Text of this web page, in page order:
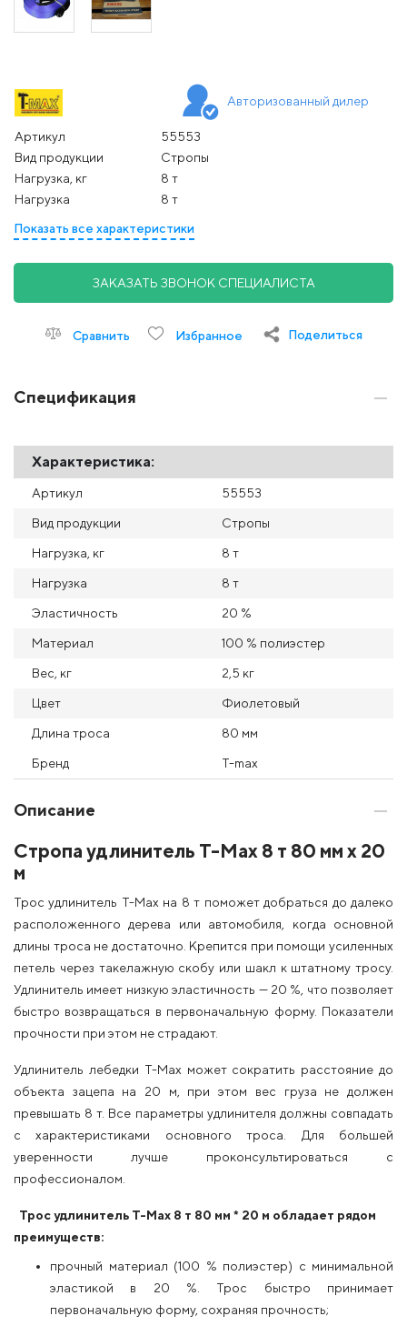
Авторизованный дилер
Артикул
55553
Вид продукции
Стропы
Нагрузка, кг
8 т
Нагрузка
8 т
Показать все характеристики
ЗАКАЗАТЬ ЗВОНОК СПЕЦИАЛИСТА
Сравнить Избранное Поделиться
Спецификация
Характеристика:
Артикул 55553
Вид продукции Стропы
Нагрузка, кг 8 т
Нагрузка 8 т
Эластичность 20 %
Материал 100 % полиэстер
Вес, кг 2,5 кг
Цвет Фиолетовый
Длина троса 80 мм
Бренд T-max
Описание
Стропа удлинитель T-Max 8 т 80 мм х 20
м
Трос удлинитель T-Max на 8 т поможет добраться до далеко
расположенного дерева или автомобиля, когда основной
длины троса не достаточно. Крепится при помощи усиленных
петель через такелажную скобу или шакл к штатному тросу.
Удлинитель имеет низкую эластичность — 20 %, что позволяет
быстро возвращаться в первоначальную форму. Показатели
прочности при этом не страдают.
Удлинитель лебедки T-Max может сократить расстояние до
объекта зацепа на 20 м, при этом вес груза не должен
превышать 8 т. Все параметры удлинителя должны совпадать
с характеристиками основного троса. Для большей
уверенности лучше проконсультироваться с
профессионалом.
Трос удлинитель T-Max 8 т 80 мм * 20 м обладает рядом
преимуществ:
прочный материал (100 % полиэстер) с минимальной
эластикой в 20 %. Трос быстро принимает
первоначальную форму, сохраняя прочность;